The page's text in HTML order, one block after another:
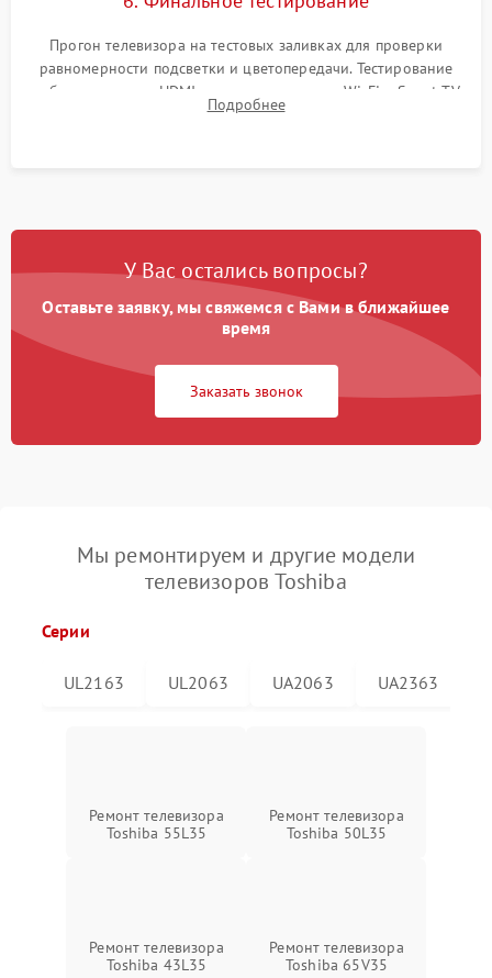
Прогон телевизора на тестовых заливках для проверки
равномерности подсветки и цветопередачи. Тестирование
работы разъемов HDMI, динамиков, модуля Wi-Fi и Smart TV
в рабочем режиме в течение нескольких часов.
Подробнее
У Вас остались вопросы?
Оставьте заявку, мы свяжемся с Вами в ближайшее
время
Заказать звонок
Мы ремонтируем и другие модели
телевизоров Toshiba
Серии
UL2163 UL2063 UA2063 UA2363
Ремонт телевизора
Toshiba 55L35
Ремонт телевизора
Toshiba 50L35
Ремонт телевизора
Toshiba 43L35
Ремонт телевизора
Toshiba 65V35